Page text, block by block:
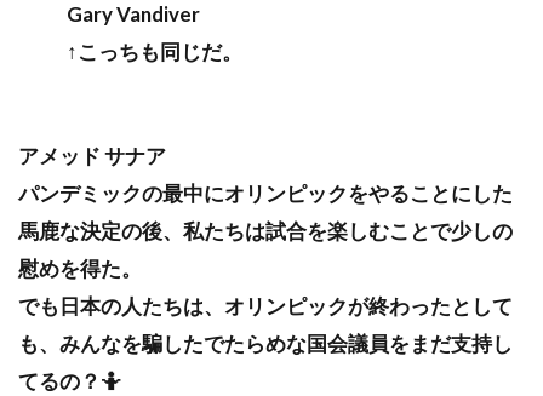
Gary Vandiver
↑こっちも同じだ。
アメッド サナア
パンデミックの最中にオリンピックをやることにした
馬鹿な決定の後、私たちは試合を楽しむことで少しの
慰めを得た。
でも日本の人たちは、オリンピックが終わったとして
も、みんなを騙したでたらめな国会議員をまだ支持し
てるの？🤷